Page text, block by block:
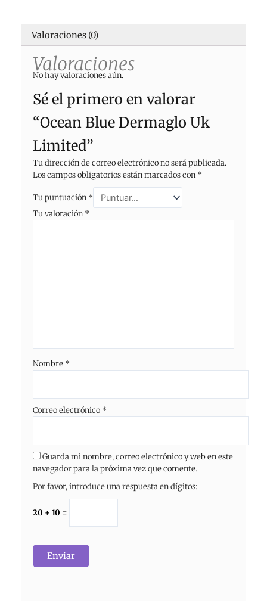
Valoraciones (0)
Valoraciones
No hay valoraciones aún.
Sé el primero en valorar
“Ocean Blue Dermaglo Uk
Limited”
Tu dirección de correo electrónico no será publicada.
Los campos obligatorios están marcados con *
Tu puntuación *
Tu valoración *
Nombre *
Correo electrónico *
Guarda mi nombre, correo electrónico y web en este
navegador para la próxima vez que comente.
Por favor, introduce una respuesta en dígitos:
20 + 10 =